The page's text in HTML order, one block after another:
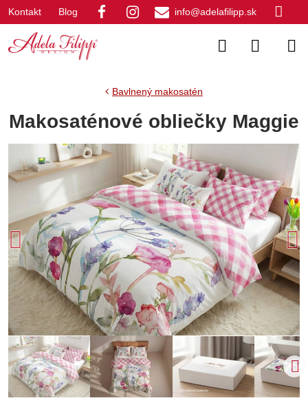
Kontakt Blog info@adelafilipp.sk
Bavlnený makosatén
Makosaténové obliečky Maggie